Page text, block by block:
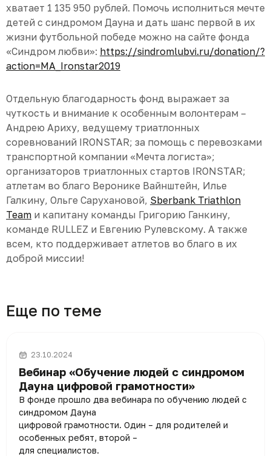
хватает 1 135 950 рублей. Помочь исполниться мечте
детей с синдромом Дауна и дать шанс первой в их
жизни футбольной победе можно на сайте фонда
«Синдром любви»: https://sindromlubvi.ru/donation/?
action=MA_Ironstar2019
Отдельную благодарность фонд выражает за
чуткость и внимание к особенным волонтерам –
Андрею Ариху, ведущему триатлонных
соревнований IRONSTAR; за помощь с перевозками
транспортной компании «Мечта логиста»;
организаторов триатлонных стартов IRONSTAR;
атлетам во благо Веронике Вайнштейн, Илье
Галкину, Ольге Сарухановой, Sberbank Triathlon
Team и капитану команды Григорию Ганкину,
команде RULLEZ и Евгению Рулевскому. А также
всем, кто поддерживает атлетов во благо в их
доброй миссии!
Еще по теме
23.10.2024
Вебинар «Обучение людей с синдромом
Дауна цифровой грамотности»
В фонде прошло два вебинара по обучению людей с
синдромом Дауна
цифровой грамотности. Один – для родителей и
особенных ребят, второй –
для специалистов.